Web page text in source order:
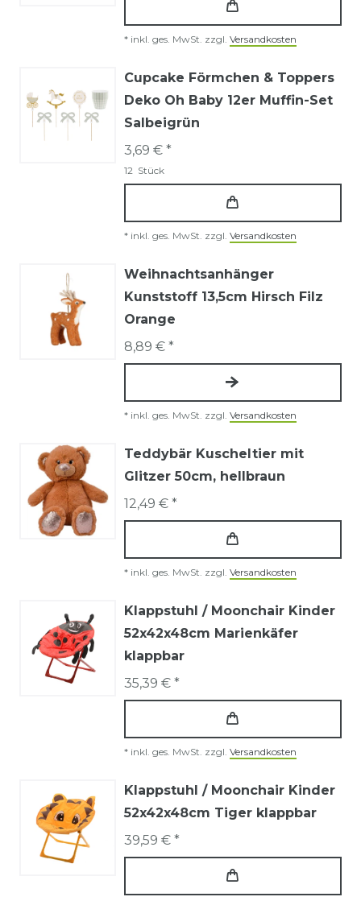
* inkl. ges. MwSt. zzgl. Versandkosten
Cupcake Förmchen & Toppers
Deko Oh Baby 12er Muffin-Set
Salbeigrün
3,69 € *
12 Stück
* inkl. ges. MwSt. zzgl. Versandkosten
Weihnachtsanhänger
Kunststoff 13,5cm Hirsch Filz
Orange
8,89 € *
* inkl. ges. MwSt. zzgl. Versandkosten
Teddybär Kuscheltier mit
Glitzer 50cm, hellbraun
12,49 € *
* inkl. ges. MwSt. zzgl. Versandkosten
Klappstuhl / Moonchair Kinder
52x42x48cm Marienkäfer
klappbar
35,39 € *
* inkl. ges. MwSt. zzgl. Versandkosten
Klappstuhl / Moonchair Kinder
52x42x48cm Tiger klappbar
39,59 € *